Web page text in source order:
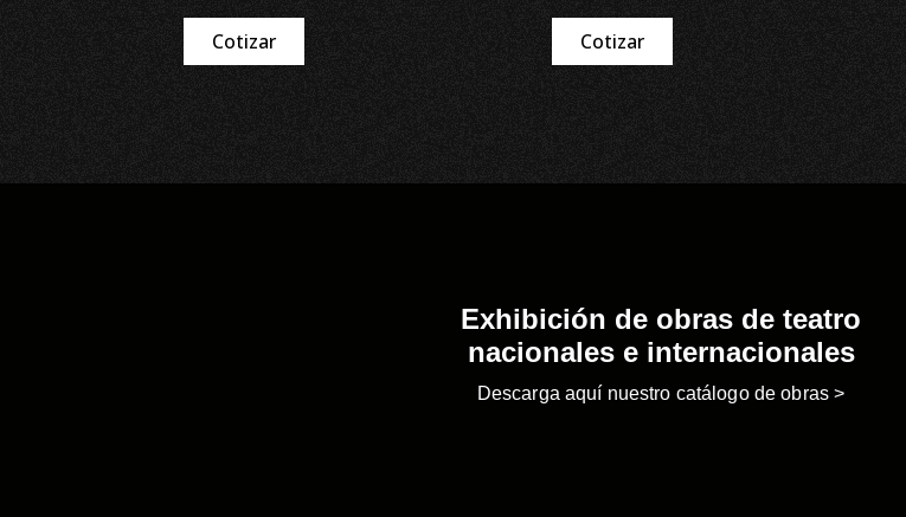
Cotizar Cotizar
Exhibición de obras de teatro
nacionales e internacionales
Descarga aquí nuestro catálogo de obras >